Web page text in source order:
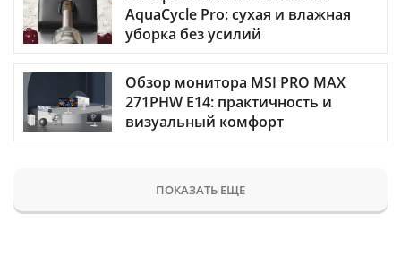
AquaCycle Pro: сухая и влажная
уборка без усилий
Обзор монитора MSI PRO MAX
271PHW E14: практичность и
визуальный комфорт
ПОКАЗАТЬ ЕЩЕ